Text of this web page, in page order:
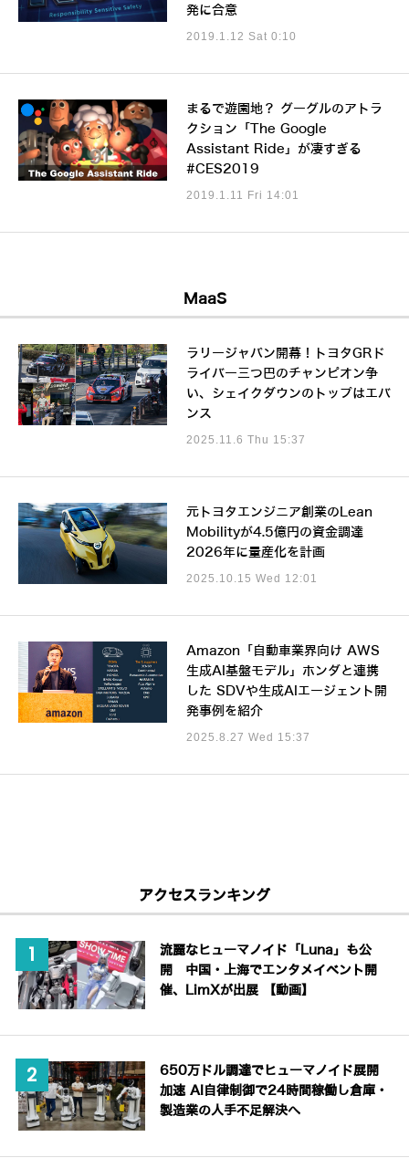
発に合意
2019.1.12 Sat 0:10
まるで遊園地？ グーグルのアトラ
クション「The Google
Assistant Ride」が凄すぎる
#CES2019
2019.1.11 Fri 14:01
MaaS
ラリージャパン開幕！トヨタGRド
ライバー三つ巴のチャンピオン争
い、シェイクダウンのトップはエバ
ンス
2025.11.6 Thu 15:37
元トヨタエンジニア創業のLean
Mobilityが4.5億円の資金調達
2026年に量産化を計画
2025.10.15 Wed 12:01
Amazon「自動車業界向け AWS
生成AI基盤モデル」ホンダと連携
した SDVや生成AIエージェント開
発事例を紹介
2025.8.27 Wed 15:37
アクセスランキング
流麗なヒューマノイド「Luna」も公
開 中国・上海でエンタメイベント開
催、LimXが出展 【動画】
650万ドル調達でヒューマノイド展開
加速 AI自律制御で24時間稼働し倉庫・
製造業の人手不足解決へ